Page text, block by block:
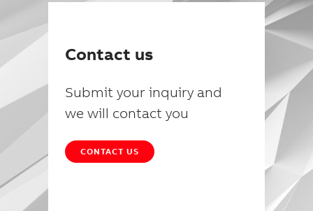
Contact us
Submit your inquiry and
we will contact you
CONTACT US